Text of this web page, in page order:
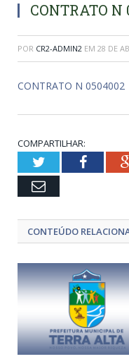
CONTRATO N
POR CR2-ADMIN2 EM 28 DE
CONTRATO N 0504002
COMPARTILHAR:
Twitter
Email
CONTEÚDO